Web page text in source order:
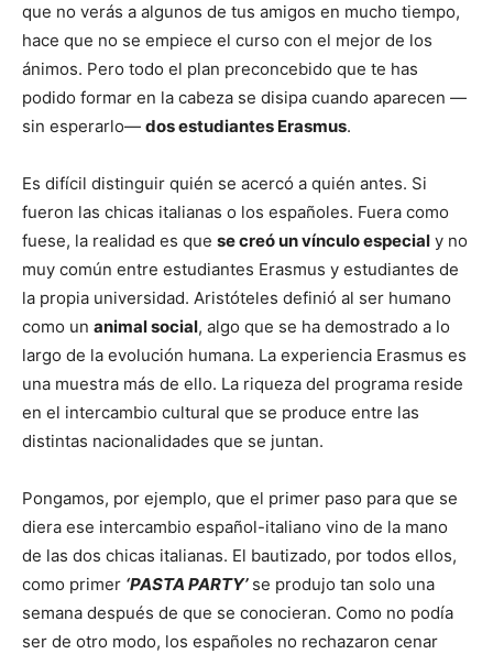
que no verás a algunos de tus amigos en mucho tiempo,
hace que no se empiece el curso con el mejor de los
ánimos. Pero todo el plan preconcebido que te has
podido formar en la cabeza se disipa cuando aparecen —
sin esperarlo— dos estudiantes Erasmus.
Es difícil distinguir quién se acercó a quién antes. Si
fueron las chicas italianas o los españoles. Fuera como
fuese, la realidad es que se creó un vínculo especial y no
muy común entre estudiantes Erasmus y estudiantes de
la propia universidad. Aristóteles definió al ser humano
como un animal social, algo que se ha demostrado a lo
largo de la evolución humana. La experiencia Erasmus es
una muestra más de ello. La riqueza del programa reside
en el intercambio cultural que se produce entre las
distintas nacionalidades que se juntan.
Pongamos, por ejemplo, que el primer paso para que se
diera ese intercambio español-italiano vino de la mano
de las dos chicas italianas. El bautizado, por todos ellos,
como primer ‘PASTA PARTY’se produjo tan solo una
semana después de que se conocieran. Como no podía
ser de otro modo, los españoles no rechazaron cenar